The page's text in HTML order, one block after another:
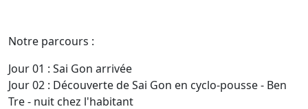
Notre parcours :
Jour 01 : Sai Gon arrivée
Jour 02 : Découverte de Sai Gon en cyclo-pousse - Ben
Tre - nuit chez l'habitant